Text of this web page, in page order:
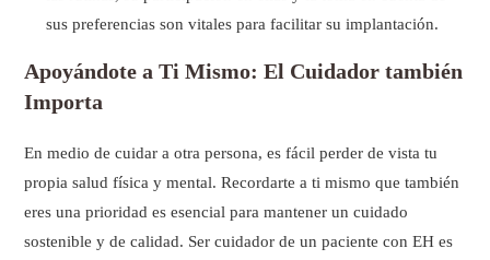
sus preferencias son vitales para facilitar su implantación.
Apoyándote a Ti Mismo: El Cuidador también
Importa
En medio de cuidar a otra persona, es fácil perder de vista tu
propia salud física y mental. Recordarte a ti mismo que también
eres una prioridad es esencial para mantener un cuidado
sostenible y de calidad. Ser cuidador de un paciente con EH es